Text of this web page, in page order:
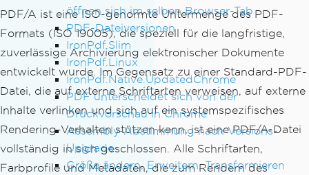
öffnen sich im selben Browser-Tab
PDF-Dateiversionen
IronPdf.Slim
IronPdf.Linux
IronPdf.Native.UpdatedChrome
PDF unterscheidet sich von der
Druckvorschau in Chrome
Assembly-Abstimmung nach Versions-
Upgrade
Größe ändern, Erweitern, Transformieren
PDF/A ist eine ISO-genormte Untermenge des PDF-
Formats (ISO 19005), die speziell für die langfristige,
zuverlässige Archivierung elektronischer Dokumente
entwickelt wurde. Im Gegensatz zu einer Standard-PDF-
Datei, die auf externe Schriftarten verweisen, auf externe
Inhalte verlinken und sich auf ein systemspezifisches
Rendering-Verhalten stützen kann, ist eine PDF/A-Datei
vollständig in sich geschlossen. Alle Schriftarten,
Farbprofile und Metadaten, die zum Rendern des